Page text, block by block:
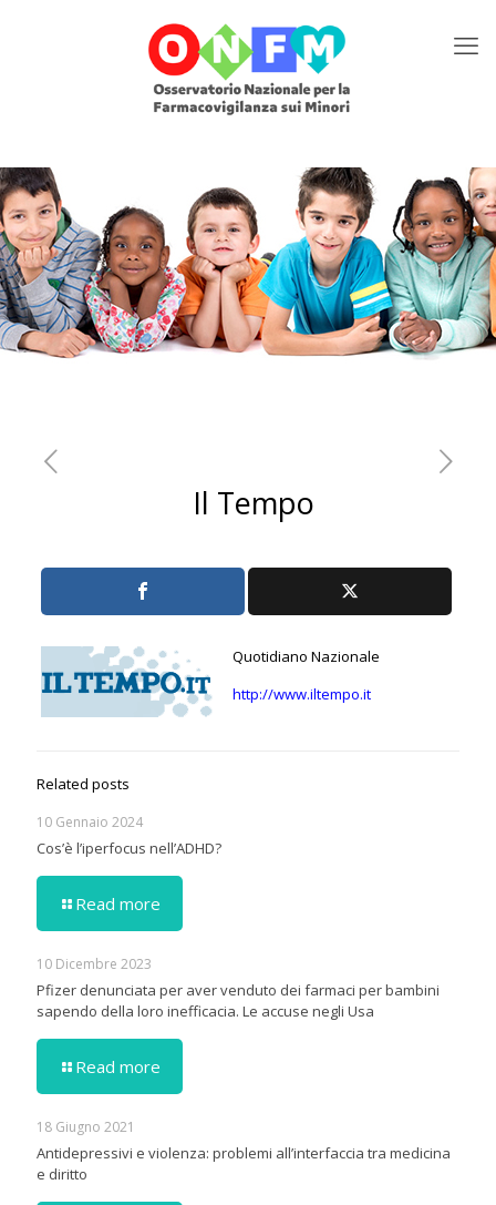
Il Tempo
Quotidiano Nazionale
http://www.iltempo.it
Related posts
10 Gennaio 2024
Cos’è l’iperfocus nell’ADHD?
Read more
10 Dicembre 2023
Pfizer denunciata per aver venduto dei farmaci per bambini
sapendo della loro inefficacia. Le accuse negli Usa
Read more
18 Giugno 2021
Antidepressivi e violenza: problemi all’interfaccia tra medicina
e diritto